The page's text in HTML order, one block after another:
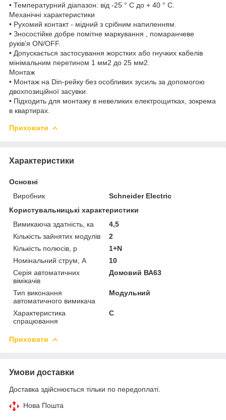
• Температурний діапазон: від -25 ° С до + 40 ° С.
Механічні характеристики
• Рухомий контакт - мідний з срібним напиленням.
• Зносостійке добре помітне маркування , помаранчеве
руків’я ON/OFF.
• Допускається застосування жорстких або гнучких кабелів
мінімальним перетином 1 мм2 до 25 мм2.
Монтаж
• Монтаж на Din-рейку без особливих зусиль за допомогою
двохпозиційної засувки.
• Підходить для монтажу в невеликих електрощитках, зокрема
в квартирах.
Приховати
Характеристики
Основні
Виробник
Schneider Electric
Користувальницькі характеристики
Вимикаюча здатність, ка
4,5
Кількість зайнятих модулів
2
Кількість полюсів, p
1+N
Номінальний струм, A
10
Серія автоматичних
вімікачів
Домовий ВА63
Тип виконання
автоматичного вимикача
Модульний
Характеристика
спрацювання
C
Приховати
Умови доставки
Доставка здійснюється тільки по передоплаті.
Нова Пошта